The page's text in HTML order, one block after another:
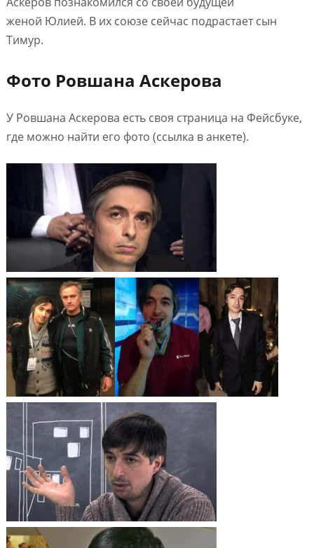
женой Юлией. В их союзе сейчас подрастает сын
Тимур.
Фото Ровшана Аскерова
У Ровшана Аскерова есть своя страница на Фейсбуке,
где можно найти его фото (ссылка в анкете).